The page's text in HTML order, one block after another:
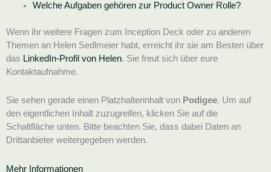
Welche Aufgaben gehören zur Product Owner Rolle?
Wenn ihr weitere Fragen zum Inception Deck oder zu anderen
Themen an Helen Sedlmeier habt, erreicht ihr sie am Besten über
das LinkedIn-Profil von Helen. Sie freut sich über eure
Kontaktaufnahme.
Sie sehen gerade einen Platzhalterinhalt von Podigee. Um auf
den eigentlichen Inhalt zuzugreifen, klicken Sie auf die
Schaltfläche unten. Bitte beachten Sie, dass dabei Daten an
Drittanbieter weitergegeben werden.
Mehr Informationen